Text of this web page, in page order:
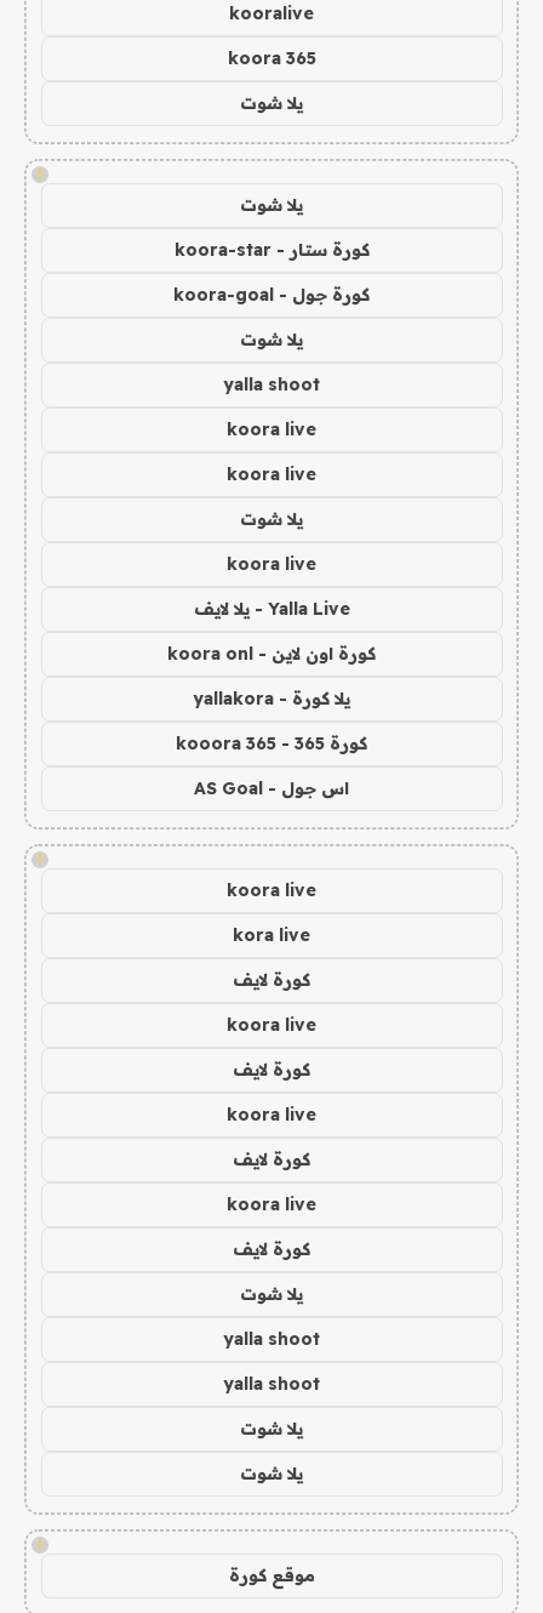
kooralive
koora 365
يلا شوت
!
يلا شوت
كورة ستار - koora-star
كورة جول - koora-goal
يلا شوت
yalla shoot
koora live
koora live
يلا شوت
koora live
Yalla Live - يلا لايف
كورة اون لاين - koora onl
يلا كورة - yallakora
كورة 365 - kooora 365
اس جول - AS Goal
!
koora live
kora live
كورة لايف
koora live
كورة لايف
koora live
كورة لايف
koora live
كورة لايف
يلا شوت
yalla shoot
yalla shoot
يلا شوت
يلا شوت
!
موقع كورة